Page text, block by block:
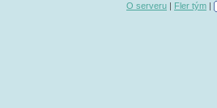
O serveru | Fler tým |